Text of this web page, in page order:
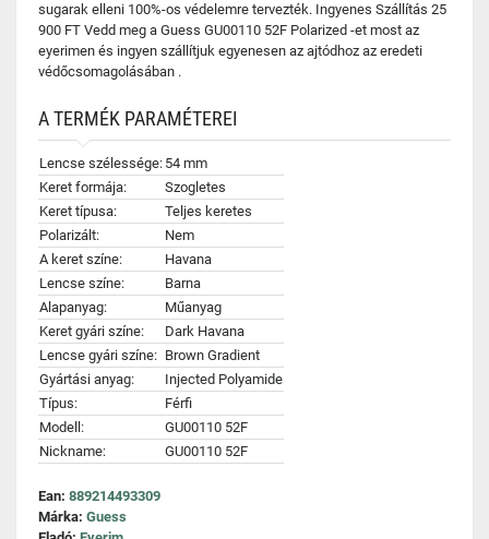
sugarak elleni 100%-os védelemre tervezték. Ingyenes Szállítás 25
900 FT Vedd meg a Guess GU00110 52F Polarized -et most az
eyerimen és ingyen szállítjuk egyenesen az ajtódhoz az eredeti
védőcsomagolásában .
A TERMÉK PARAMÉTEREI
Lencse szélessége: 54 mm
Keret formája:
Szogletes
Keret típusa:
Teljes keretes
Polarizált:
Nem
A keret színe:
Havana
Lencse színe:
Barna
Alapanyag:
Műanyag
Keret gyári színe:
Dark Havana
Lencse gyári színe: Brown Gradient
Gyártási anyag:
Injected Polyamide
Típus:
Férfi
Modell:
GU00110 52F
Nickname:
GU00110 52F
Ean: 889214493309
Márka: Guess